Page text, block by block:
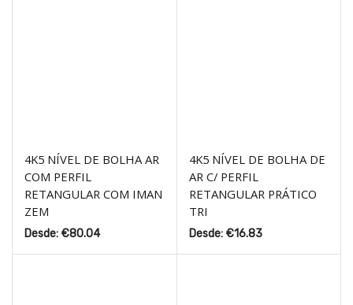
4K5 NÍVEL DE BOLHA AR
COM PERFIL
RETANGULAR COM IMAN
ZEM
Desde: €80.04
4K5 NÍVEL DE BOLHA DE
AR C/ PERFIL
RETANGULAR PRÁTICO
TRI
Desde: €16.83